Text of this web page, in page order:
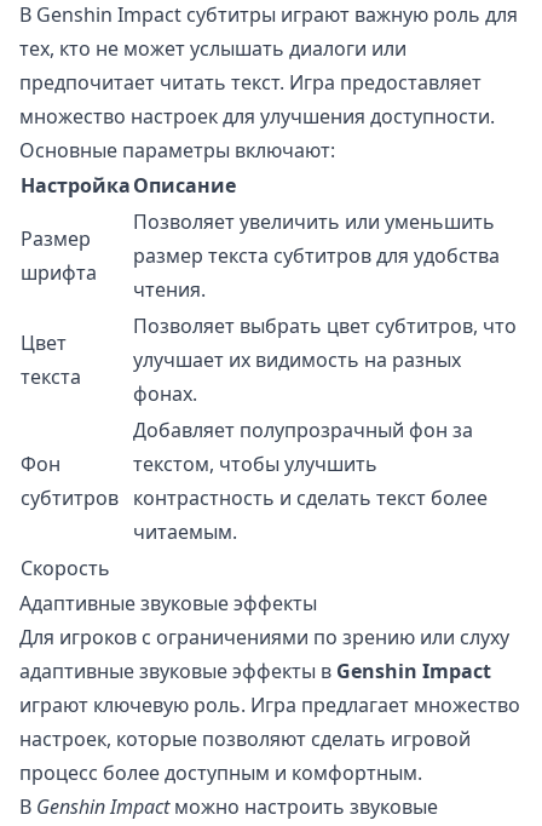
В Genshin Impact субтитры играют важную роль для
тех, кто не может услышать диалоги или
предпочитает читать текст. Игра предоставляет
множество настроек для улучшения доступности.
Основные параметры включают:
НастройкаОписание
Размер
шрифта
Позволяет увеличить или уменьшить
размер текста субтитров для удобства
чтения.
Цвет
текста
Позволяет выбрать цвет субтитров, что
улучшает их видимость на разных
фонах.
Фон
субтитров
Добавляет полупрозрачный фон за
текстом, чтобы улучшить
контрастность и сделать текст более
читаемым.
Скорость
Адаптивные звуковые эффекты
Для игроков с ограничениями по зрению или слуху
адаптивные звуковые эффекты в Genshin Impact
играют ключевую роль. Игра предлагает множество
настроек, которые позволяют сделать игровой
процесс более доступным и комфортным.
В Genshin Impactможно настроить звуковые